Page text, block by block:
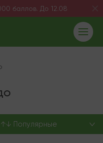
баллов. До 12.08
↑↓ Популярные